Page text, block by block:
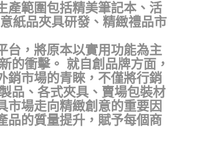
產範圍包括精美筆記本、活
紙品夾具研發、精緻禮品市
台，將原本以實用功能為主
的衝擊。 就自創品牌方面，
銷市場的青睞，不僅將行銷
品、各式夾具、賣場包裝材
市場走向精緻創意的重要因
品的質量提升，賦予每個商